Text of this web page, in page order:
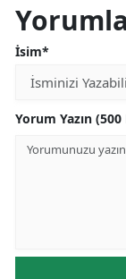
İsim*
Yorum Yazın